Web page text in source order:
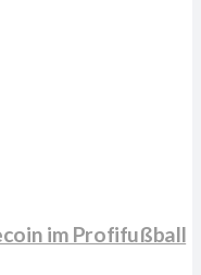
im Profifußball